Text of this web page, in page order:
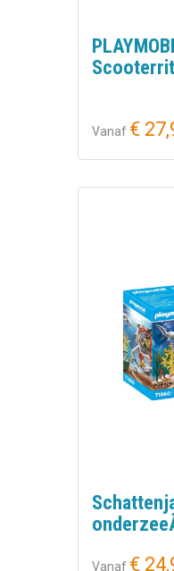
Vanaf €
Vanaf €